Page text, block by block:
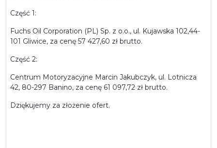
Część 1:
Fuchs Oil Corporation (PL) Sp. z o.o., ul. Kujawska 102,44-
101 Gliwice, za cenę 57 427,60 zł brutto.
Część 2:
Centrum Motoryzacyjne Marcin Jakubczyk, ul. Lotnicza
42, 80-297 Banino, za cenę 61 097,72 zł brutto.
Dziękujemy za złożenie ofert.